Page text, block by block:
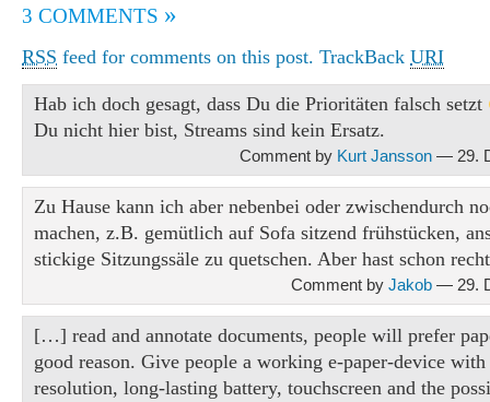
3 COMMENTS »
RSS feed for comments on this post. TrackBack URI
Hab ich doch gesagt, dass Du die Prioritäten falsch setzt
Du nicht hier bist, Streams sind kein Ersatz.
Comment by Kurt Jansson — 29.
Zu Hause kann ich aber nebenbei oder zwischendurch
machen, z.B. gemütlich auf Sofa sitzend frühstücken,
stickige Sitzungssäle zu quetschen. Aber hast schon
Comment by Jakob — 29.
[…] read and annotate documents, people will prefer
good reason. Give people a working e-paper-device
resolution, long-lasting battery, touchscreen and the